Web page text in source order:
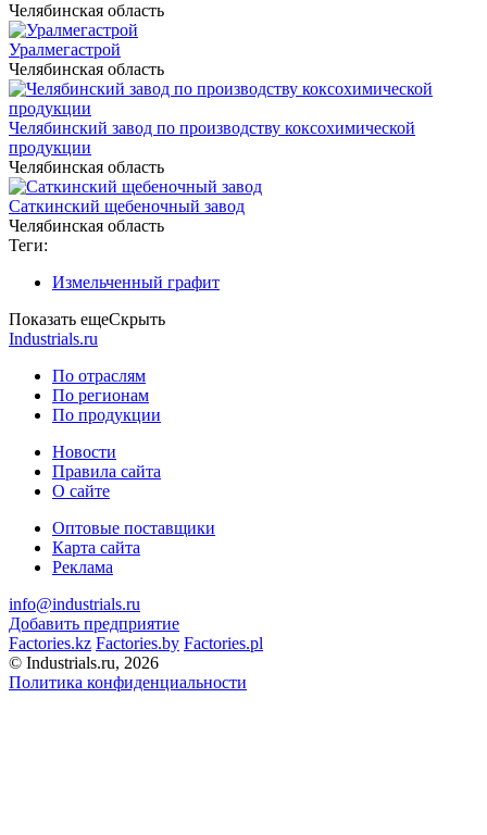
Челябинская область
Уралмегастрой
Челябинская область
Челябинский завод по производству коксохимической
продукции
Челябинская область
Саткинский щебеночный завод
Челябинская область
Теги:
Измельченный графит
Показать ещеСкрыть
Industrials.ru
По отраслям
По регионам
По продукции
Новости
Правила сайта
О сайте
Оптовые поставщики
Карта сайта
Реклама
info@industrials.ru
Добавить предприятие
Factories.kz Factories.by Factories.pl
© Industrials.ru, 2026
Политика конфиденциальности